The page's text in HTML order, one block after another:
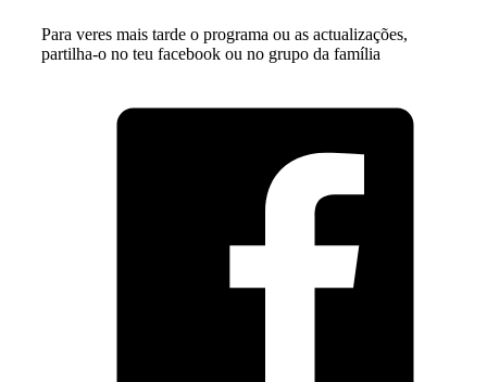
Para veres mais tarde o programa ou as actualizações,
partilha-o no teu facebook ou no grupo da família